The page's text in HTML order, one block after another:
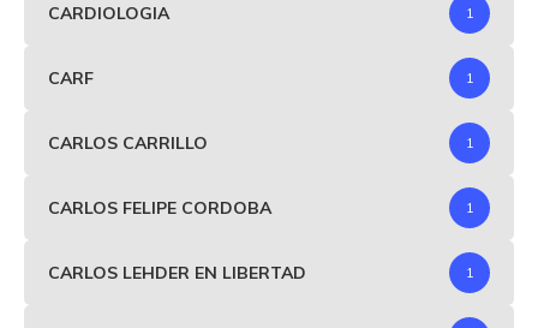
CARDIOLOGIA 1
CARF 1
CARLOS CARRILLO 1
CARLOS FELIPE CORDOBA 1
CARLOS LEHDER EN LIBERTAD 1